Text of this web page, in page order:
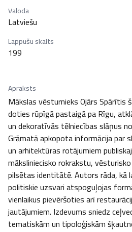
Valoda
Latviešu
Lappušu skaits
199
Apraksts
Mākslas vēsturnieks Ojārs Spārītis
doties rūpīgā pastaigā pa Rīgu,
un dekoratīvās tēlniecības slāņus
Grāmatā apkopota informācija par
un arhitektūras rotājumiem
māksliniecisko rokrakstu,
pilsētas identitātē. Autors rāda, kā
politiskie uzsvari atspoguļojas
vienlaikus pievēršoties arī
jautājumiem. Izdevums sniedz
tematiskām un tipoloģiskām